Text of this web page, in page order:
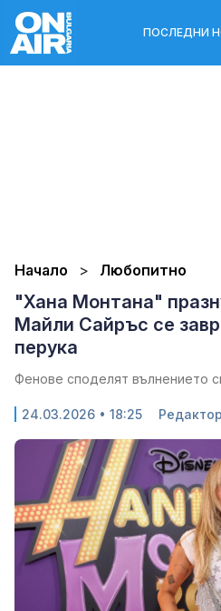
ПОСЛЕДНИ
Начало Любопитно
"Хана Монтана"
Майли Сайръс се
перука
Фенове споделят вълнението
24.03.2026 • 18:25